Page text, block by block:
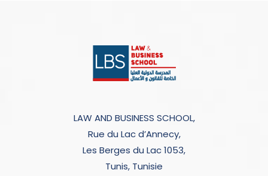
LAW AND BUSINESS SCHOOL,
Rue du Lac d’Annecy,
Les Berges du Lac 1053,
Tunis, Tunisie